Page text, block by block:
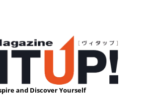
and Discover Yourself